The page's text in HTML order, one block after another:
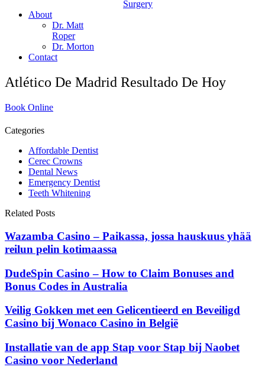
Surgery
About
Dr. Matt
Roper
Dr. Morton
Contact
Atlético De Madrid Resultado De Hoy
Book Online
Categories
Affordable Dentist
Cerec Crowns
Dental News
Emergency Dentist
Teeth Whitening
Related Posts
Wazamba Casino – Paikassa, jossa hauskuus yhää
reilun pelin kotimaassa
DudeSpin Casino – How to Claim Bonuses and
Bonus Codes in Australia
Veilig Gokken met een Gelicentieerd en Beveiligd
Casino bij Wonaco Casino in België
Installatie van de app Stap voor Stap bij Naobet
Casino voor Nederland